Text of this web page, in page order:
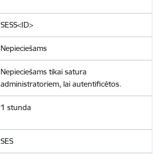
SESS<ID>
Nepieciešams
Nepieciešams tikai satura
administratoriem, lai autentificētos.
1 stunda
SES